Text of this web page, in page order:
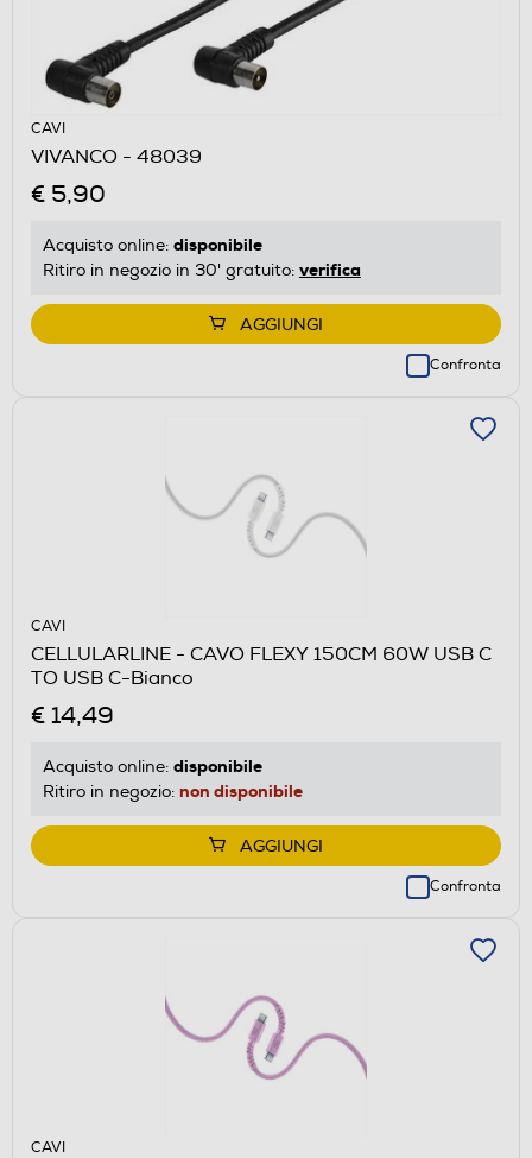
CAVI
VIVANCO - 48039
€ 5,90
Acquisto online: disponibile
Ritiro in negozio in 30' gratuito: verifica
AGGIUNGI
Confronta
CAVI
CELLULARLINE - CAVO FLEXY 150CM 60W USB C
TO USB C-Bianco
€ 14,49
Acquisto online: disponibile
Ritiro in negozio: non disponibile
AGGIUNGI
Confronta
CAVI